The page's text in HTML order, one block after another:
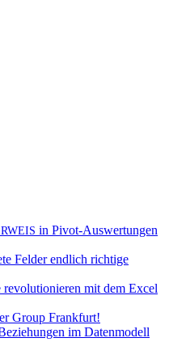
in Pivot-Auswertungen
Felder endlich richtige
mit dem Excel
Group Frankfurt!
im Datenmodell